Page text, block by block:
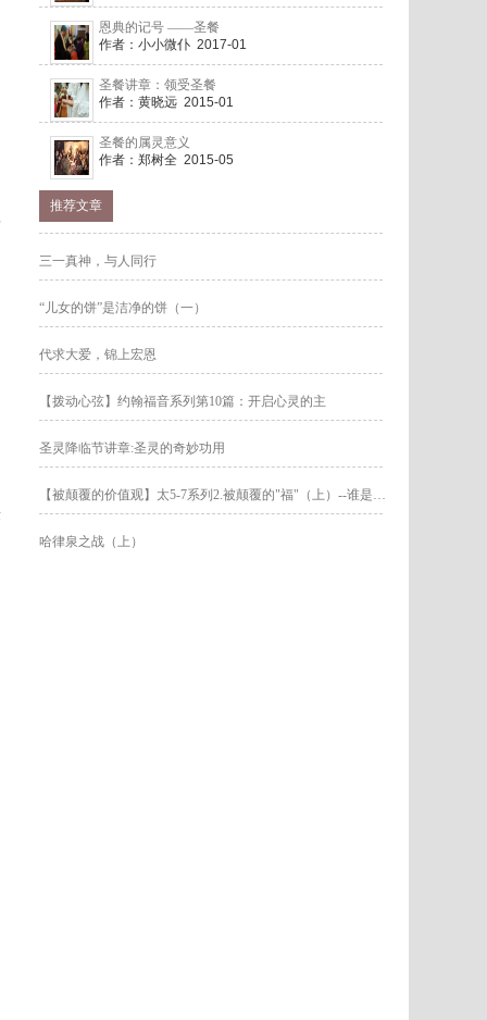
恩典的记号 ——圣餐
作者：小小微仆 2017-01
圣餐讲章：领受圣餐
作者：黄晓远 2015-01
圣餐的属灵意义
作者：郑树全 2015-05
推荐文章
三一真神，与人同行
“儿女的饼”是洁净的饼（一）
代求大爱，锦上宏恩
【拨动心弦】约翰福音系列第10篇：开启心灵的主
圣灵降临节讲章:圣灵的奇妙功用
【被颠覆的价值观】太5-7系列2.被颠覆的"福"（上）--谁是真正有福之人？
哈律泉之战（上）